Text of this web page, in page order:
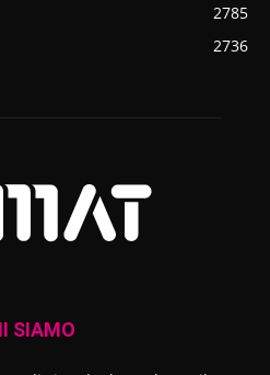
2785
2736
SIAMO